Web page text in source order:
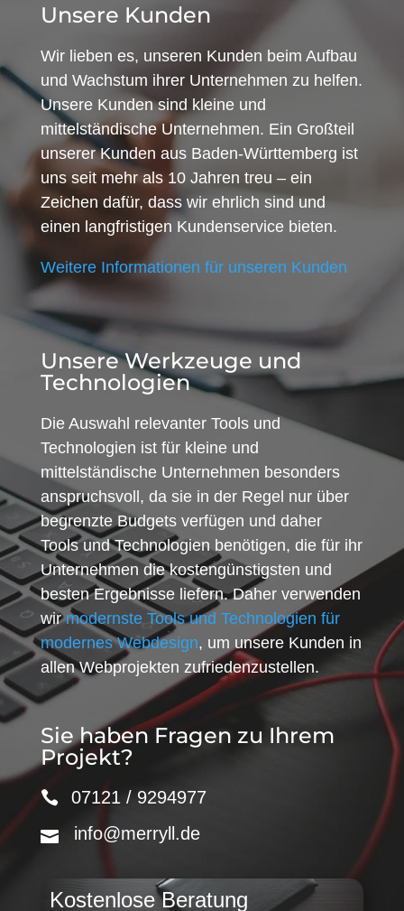
Unsere Kunden
Wir lieben es, unseren Kunden beim Aufbau
und Wachstum ihrer Unternehmen zu helfen.
Unsere Kunden sind kleine und
mittelständische Unternehmen. Ein Großteil
unserer Kunden aus Baden-Württemberg ist
uns seit mehr als 10 Jahren treu – ein
Zeichen dafür, dass wir ehrlich sind und
einen langfristigen Kundenservice bieten.
Weitere Informationen für unseren Kunden
Unsere Werkzeuge und
Technologien
Die Auswahl relevanter Tools und
Technologien ist für kleine und
mittelständische Unternehmen besonders
anspruchsvoll, da sie in der Regel nur über
begrenzte Budgets verfügen und daher
Tools und Technologien benötigen, die für ihr
Unternehmen die kostengünstigsten und
besten Ergebnisse liefern. Daher verwenden
wirmodernste Tools und Technologien für
modernes Webdesign, um unsere Kunden in
allen Webprojekten zufriedenzustellen.
Sie haben Fragen zu Ihrem
Projekt?
07121 / 9294977
info@merryll.de
Kostenlose Beratung